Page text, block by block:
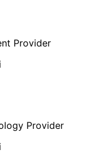
Provider
Provider